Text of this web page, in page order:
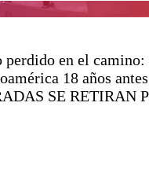
en el
18 años
SE RETIRAN